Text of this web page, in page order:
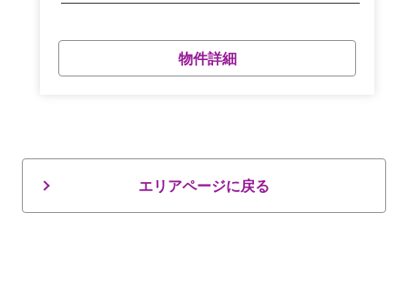
物件詳細
エリアページに戻る